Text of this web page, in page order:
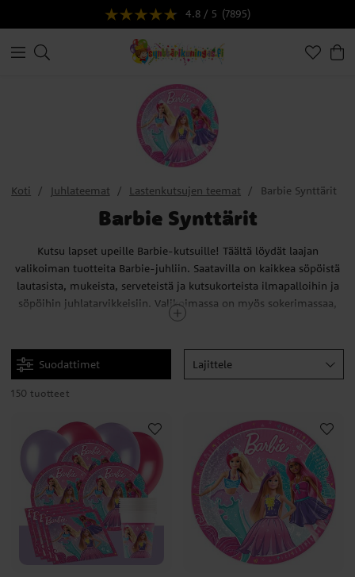
4.8 / 5 (7895)
Koti Juhlateemat Lastenkutsujen teemat Barbie Synttärit
Barbie Synttärit
Kutsu lapset upeille Barbie-kutsuille! Täältä löydät laajan
valikoiman tuotteita Barbie-juhliin. Saatavilla on kaikkea söpöistä
lautasista, mukeista, serveteistä ja kutsukorteista ilmapalloihin ja
söpöihin juhlatarvikkeisiin. Valikoimassa on myös sokerimassaa,
strösseleitä, kakkukynttilöitä ja muita juhlallisia
lastenkutsuille. Entäpä jos yllättäisit syntymäpäivälapsen kauniilla
Barbie-kakulla? Löydät kakkuvuoan täältä meiltä!
Barbien valmistaja on Mattel, joka on yksi maailman suurimmista
leluvalmistajista. Nukelle on saatavilla erilaisia vaatteita ja
tarvikkeita. Mutta se ei lopu tähän, vaan Barbielle on myös
nukkekoteja, autoja ja kodinhoitotarvikkeita.
Tiesitkin varmaan jo, että Barbie on nukke. Mutta tiesitkö, että
Barbie lanseerattiin vuonna 1959 ja että Barbien koko nimi on
Barbara Millicent Roberts? Toinen hauska seikka on se, että osa
Suodattimet Lajittele
150 tuotteet